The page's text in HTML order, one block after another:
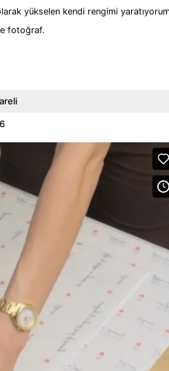
yükselen kendi rengimi
fotoğraf.